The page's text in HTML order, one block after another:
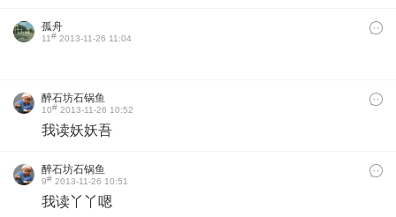
孤舟
11# 2013-11-26 11:04
醉石坊石锅鱼
10# 2013-11-26 10:52
我读妖妖吾
醉石坊石锅鱼
9# 2013-11-26 10:51
我读丫丫嗯